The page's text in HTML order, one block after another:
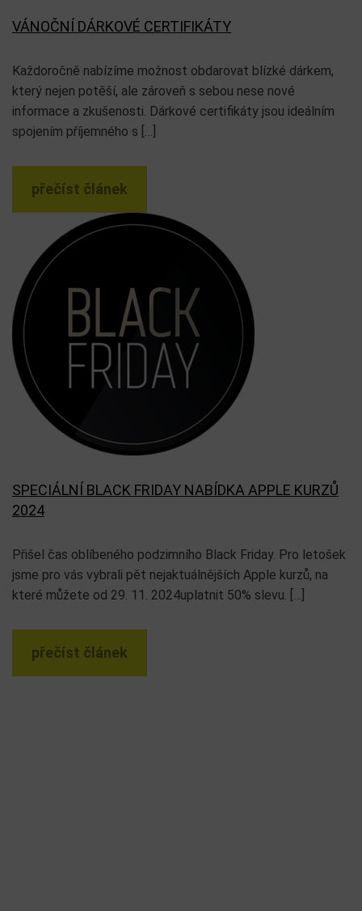
VÁNOČNÍ DÁRKOVÉ CERTIFIKÁTY
Každoročně nabízíme možnost obdarovat blízké dárkem,
který nejen potěší, ale zároveň s sebou nese nové
informace a zkušenosti. Dárkové certifikáty jsou ideálním
spojením příjemného s […]
přečíst článek
SPECIÁLNÍ BLACK FRIDAY NABÍDKA APPLE KURZŮ
2024
Přišel čas oblíbeného podzimního Black Friday. Pro letošek
jsme pro vás vybrali pět nejaktuálnějších Apple kurzů, na
které můžete od 29. 11. 2024uplatnit 50% slevu. […]
přečíst článek